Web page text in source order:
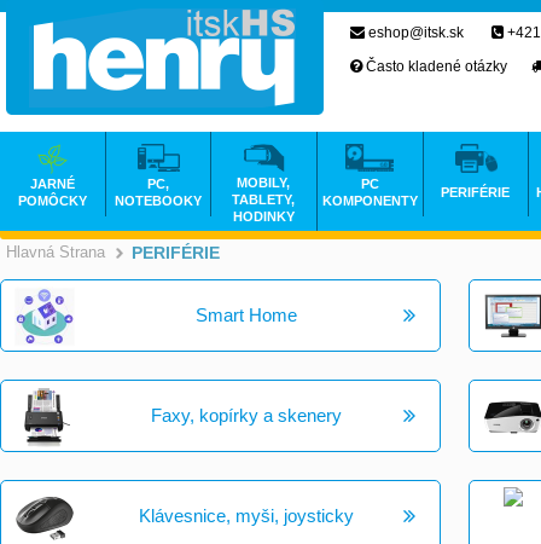
Hlavná Strana >
PERIFÉRIE
Smart Home
Faxy, kopírky a skenery
Klávesnice, myši, joysticky
eshop@itsk.sk
Často kladené otázky
JARNÉ
POMÔCKY
PC,
NOTEBOOKY
MOBILY,
TABLETY,
HODINKY
PC
KOMPONENTY
PERIFÉRIE